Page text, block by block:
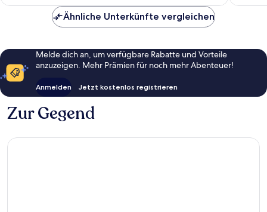
Ähnliche Unterkünfte vergleichen
Melde dich an, um verfügbare Rabatte und Vorteile
anzuzeigen. Mehr Prämien für noch mehr Abenteuer!
Anmelden Jetzt kostenlos registrieren
Zur Gegend